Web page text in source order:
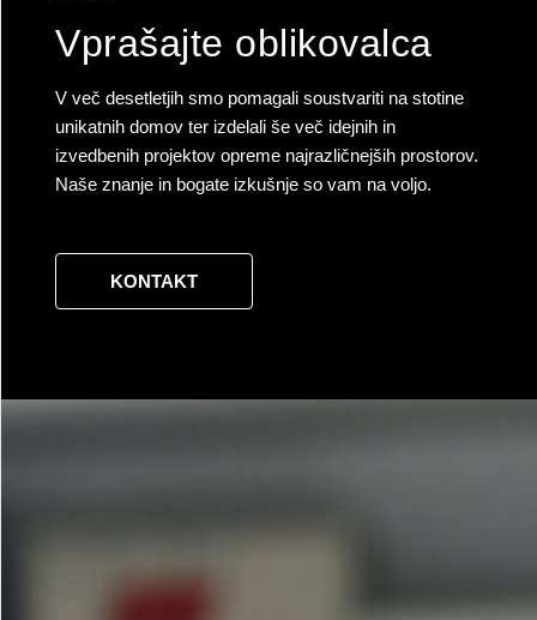
Vprašajte oblikovalca
V več desetletjih smo pomagali soustvariti na stotine
unikatnih domov ter izdelali še več idejnih in
izvedbenih projektov opreme najrazličnejših prostorov.
Naše znanje in bogate izkušnje so vam na voljo.
KONTAKT